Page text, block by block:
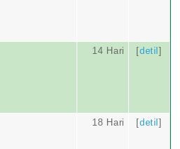
14 Hari [detil]
18 Hari [detil]